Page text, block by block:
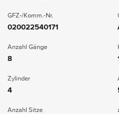
GFZ-/Komm.-Nr.
020022540171
Anzahl Gänge
8
Zylinder
4
Anzahl Sitze